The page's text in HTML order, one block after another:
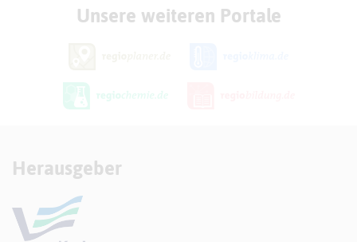
Unsere weiteren Portale
Herausgeber